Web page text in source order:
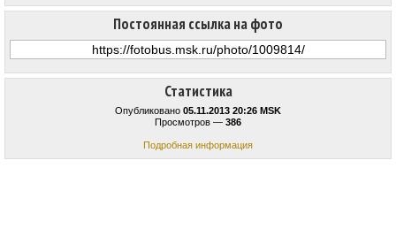
Статистика
Опубликовано 05.11.2013 20:26 MSK
Просмотров — 386
Подробная информация
Постоянная ссылка на фото